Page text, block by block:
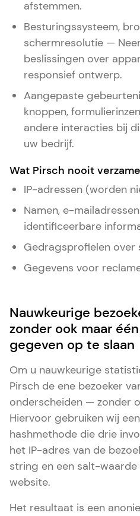
afstemmen.
Besturingssysteem,
schermresolutie —
beslissingen over
responsief ontwerp.
Aangepaste
knoppen,
andere interacties bij
uw bedrijf.
Wat Pirsch nooit
IP-adressen (worden
Namen, e-
identificeerbare
Gedragsprofielen over
Gegevens voor
Nauwkeurige
zonder ook maar
gegeven op te slaan
Om u nauwkeurige
Pirsch de ene bezoeker
onderscheiden — zonder
Hiervoor gebruiken wij
hashmethode die drie
het IP-adres van de
string en een salt-waarde
website.
Het resultaat is een